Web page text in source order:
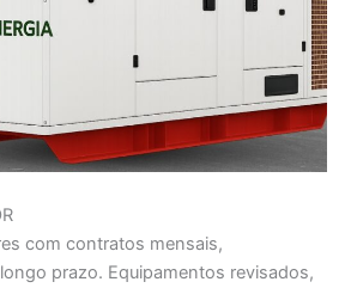
com contratos mensais,
prazo. Equipamentos revisados,